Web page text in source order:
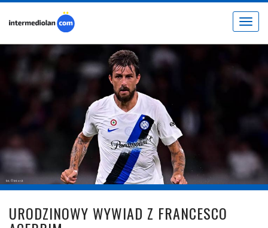
Toggle
fot. © inter.it
URODZINOWY WYWIAD Z FRANCESCO